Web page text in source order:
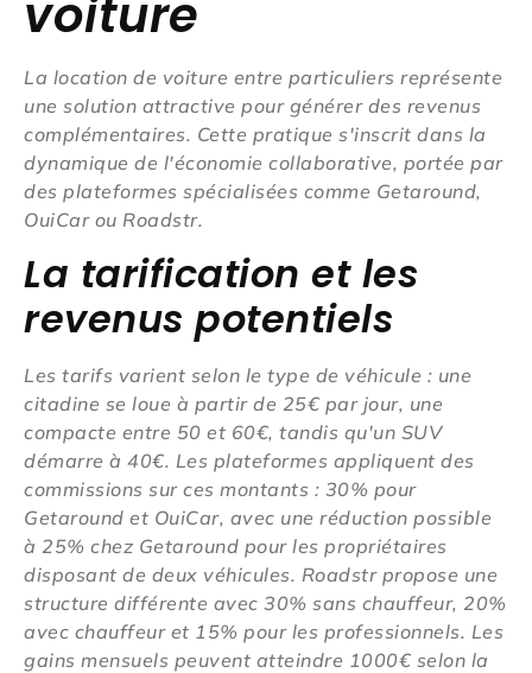
voiture
La location de voiture entre particuliers représente
une solution attractive pour générer des revenus
complémentaires. Cette pratique s'inscrit dans la
dynamique de l'économie collaborative, portée par
des plateformes spécialisées comme Getaround,
OuiCar ou Roadstr.
La tarification et les
revenus potentiels
Les tarifs varient selon le type de véhicule : une
citadine se loue à partir de 25€ par jour, une
compacte entre 50 et 60€, tandis qu'un SUV
démarre à 40€. Les plateformes appliquent des
commissions sur ces montants : 30% pour
Getaround et OuiCar, avec une réduction possible
à 25% chez Getaround pour les propriétaires
disposant de deux véhicules. Roadstr propose une
structure différente avec 30% sans chauffeur, 20%
avec chauffeur et 15% pour les professionnels. Les
gains mensuels peuvent atteindre 1000€ selon la